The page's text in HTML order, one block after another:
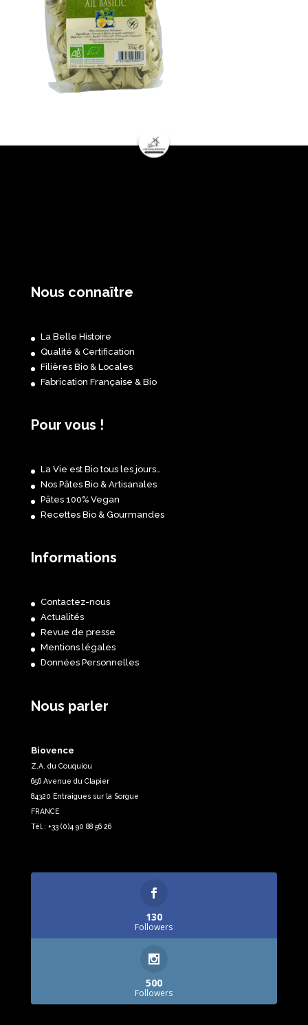
Nous connaître
La Belle Histoire
Qualité & Certification
Filières Bio & Locales
Fabrication Française & Bio
Pour vous !
La Vie est Bio tous les jours…
Nos Pâtes Bio & Artisanales
Pâtes 100% Vegan
Recettes Bio & Gourmandes
Informations
Contactez-nous
Actualités
Revue de presse
Mentions légales
Données Personnelles
Nous parler
Biovence
Z.A. du Couquiou
656 Avenue du Clapier
84320 Entraigues sur la Sorgue
FRANCE
Tél.: +33 (0)4 90 88 56 26
130
Followers
500
Followers